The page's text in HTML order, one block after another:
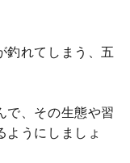
釣れてしまう、五
で、その生態や習
ようにしましょ